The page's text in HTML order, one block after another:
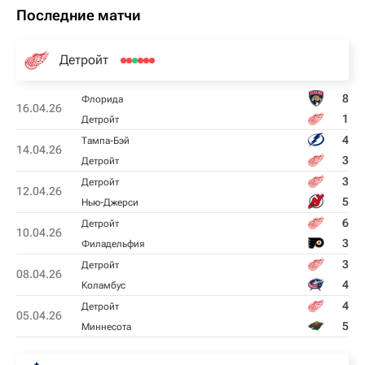
Последние матчи
Детройт
16.04.26
Флорида 8
Детройт 1
14.04.26
Тампа-Бэй 4
Детройт 3
12.04.26
Детройт 3
Нью-Джерси 5
10.04.26
Детройт 6
Филадельфия 3
08.04.26
Детройт 3
Коламбус 4
05.04.26
Детройт 4
Миннесота 5